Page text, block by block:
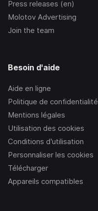
Press releases (en)
Molotov Advertising
Join the team
Besoin d'aide
Aide en ligne
Politique de confidentialité
Mentions légales
Utilisation des cookies
Conditions d’utilisation
Personnaliser les cookies
Télécharger
Appareils compatibles